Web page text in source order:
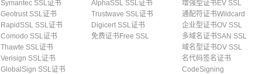
Symantec SSL证书
Geotrust SSL证书
RapidSSL SSL证书
Comodo SSL证书
Thawte SSL证书
Verisign SSL证书
GlobalSign SSL证书
AlphaSSL SSL证书
Trustwave SSL证书
Digicert SSL证书
免费证书Free SSL
增强型证书EV SSL
通配符证书Wildcard
企业型证书OV SSL
多域名证书SAN SSL
域名型证书DV SSL
名代码签名证书
CodeSigning